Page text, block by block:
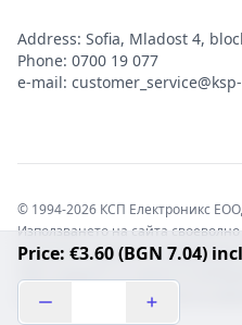
Price: €3.60 (BGN 7.04)
Address: Sofia, Mladost 4,
Phone: 0700 19 077
e-mail:
© 1994-2026 КСП Електроникс
Използването на сайта
съгласни с правната информация
отговорност с цялата сила на